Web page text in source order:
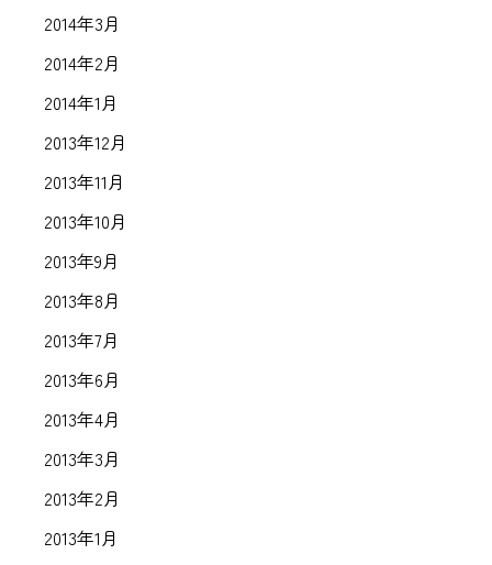
2014年3月
2014年2月
2014年1月
2013年12月
2013年11月
2013年10月
2013年9月
2013年8月
2013年7月
2013年6月
2013年4月
2013年3月
2013年2月
2013年1月